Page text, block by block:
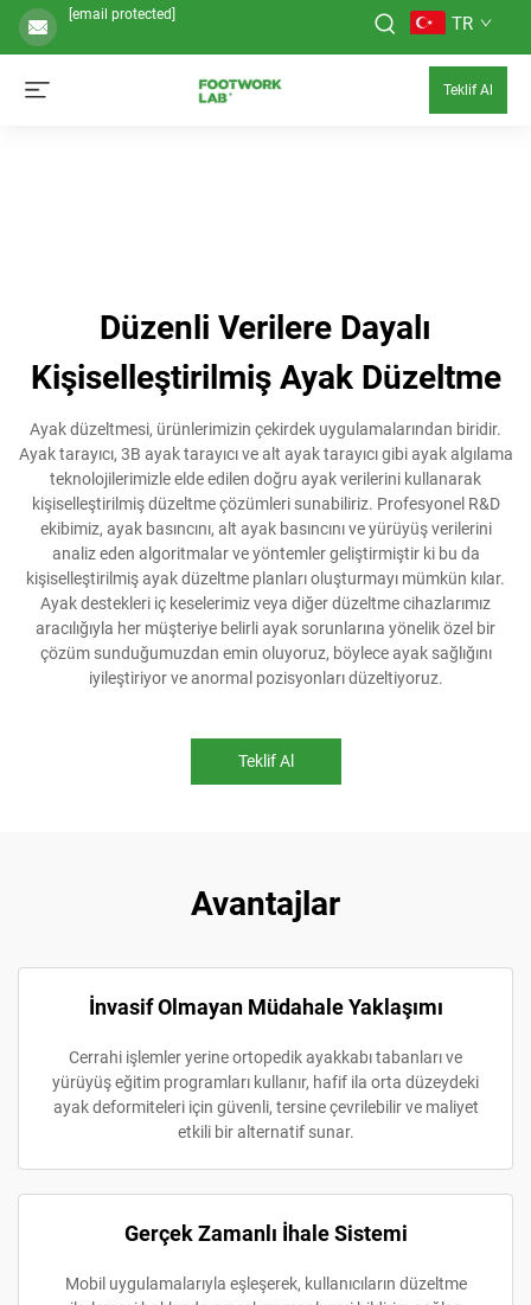
[email protected] TR
Teklif Al
Düzenli Verilere Dayalı
Kişiselleştirilmiş Ayak Düzeltme
Ayak düzeltmesi, ürünlerimizin çekirdek uygulamalarından biridir.
Ayak tarayıcı, 3B ayak tarayıcı ve alt ayak tarayıcı gibi ayak algılama
teknolojilerimizle elde edilen doğru ayak verilerini kullanarak
kişiselleştirilmiş düzeltme çözümleri sunabiliriz. Profesyonel R&D
ekibimiz, ayak basıncını, alt ayak basıncını ve yürüyüş verilerini
analiz eden algoritmalar ve yöntemler geliştirmiştir ki bu da
kişiselleştirilmiş ayak düzeltme planları oluşturmayı mümkün kılar.
Ayak destekleri iç keselerimiz veya diğer düzeltme cihazlarımız
aracılığıyla her müşteriye belirli ayak sorunlarına yönelik özel bir
çözüm sunduğumuzdan emin oluyoruz, böylece ayak sağlığını
iyileştiriyor ve anormal pozisyonları düzeltiyoruz.
Teklif Al
Avantajlar
İnvasif Olmayan Müdahale Yaklaşımı
Cerrahi işlemler yerine ortopedik ayakkabı tabanları ve
yürüyüş eğitim programları kullanır, hafif ila orta düzeydeki
ayak deformiteleri için güvenli, tersine çevrilebilir ve maliyet
etkili bir alternatif sunar.
Gerçek Zamanlı İhale Sistemi
Mobil uygulamalarıyla eşleşerek, kullanıcıların düzeltme